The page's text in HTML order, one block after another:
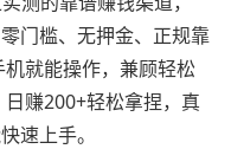
门槛、无押金、正规靠
就能操作，兼顾轻松
赚200+轻松拿捏，真
速上手。